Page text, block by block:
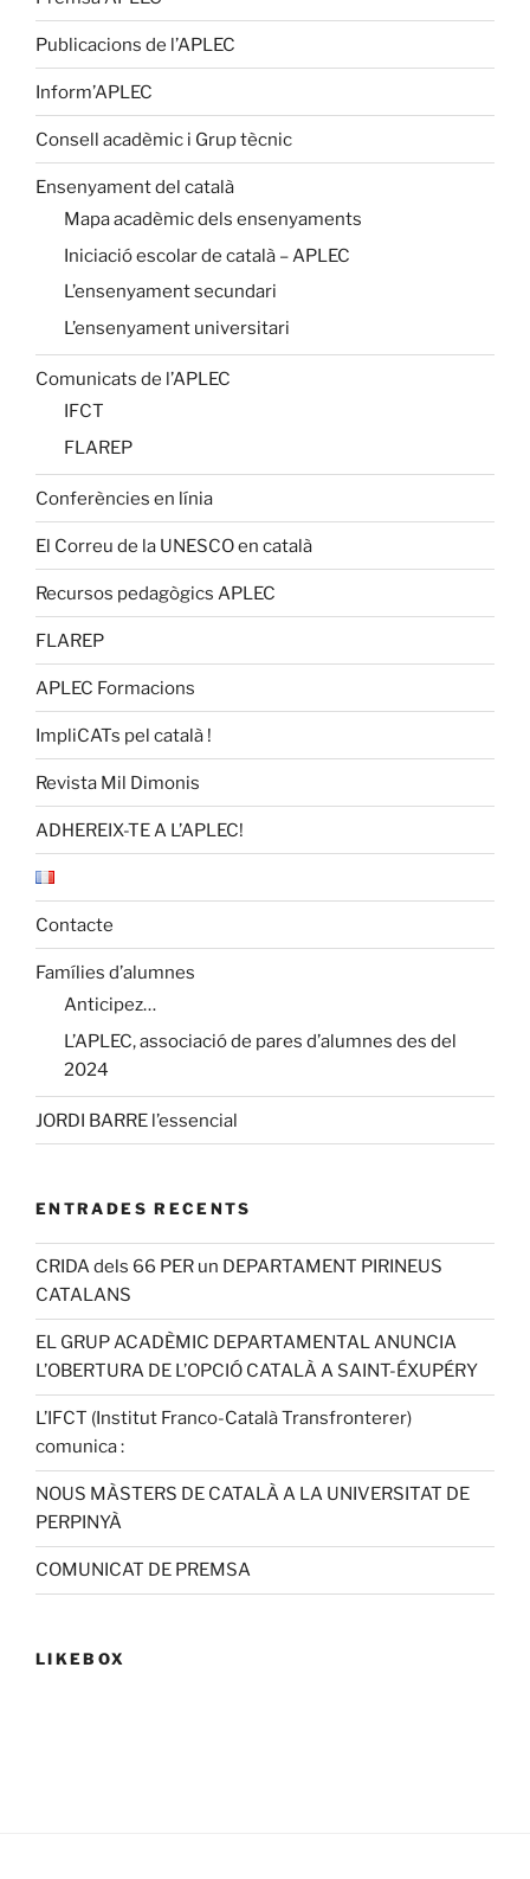
Publicacions de l’APLEC
Inform’APLEC
Consell acadèmic i Grup tècnic
Ensenyament del català
Mapa acadèmic dels ensenyaments
Iniciació escolar de català – APLEC
L’ensenyament secundari
L’ensenyament universitari
Comunicats de l’APLEC
IFCT
FLAREP
Conferències en línia
El Correu de la UNESCO en català
Recursos pedagògics APLEC
FLAREP
APLEC Formacions
ImpliCATs pel català !
Revista Mil Dimonis
ADHEREIX-TE A L’APLEC!
Contacte
Famílies d’alumnes
Anticipez…
L’APLEC, associació de pares d’alumnes des del
2024
JORDI BARRE l’essencial
ENTRADES RECENTS
CRIDA dels 66 PER un DEPARTAMENT PIRINEUS
CATALANS
EL GRUP ACADÈMIC DEPARTAMENTAL ANUNCIA
L’OBERTURA DE L’OPCIÓ CATALÀ A SAINT-ÉXUPÉRY
L’IFCT (Institut Franco-Català Transfronterer)
comunica :
NOUS MÀSTERS DE CATALÀ A LA UNIVERSITAT DE
PERPINYÀ
COMUNICAT DE PREMSA
LIKEBOX